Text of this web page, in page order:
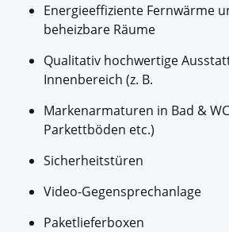
Energieeffiziente Fernwärme
beheizbare Räume
Qualitativ hochwertige
Innenbereich (z. B.
Markenarmaturen in Bad &
Parkettböden etc.)
Sicherheitstüren
Video-Gegensprechanlage
Paketlieferboxen